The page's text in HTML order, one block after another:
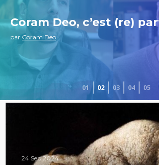
Coram Deo, c’est (re)
par Coram Deo
01 02 03 04 05
24 Sep 2024